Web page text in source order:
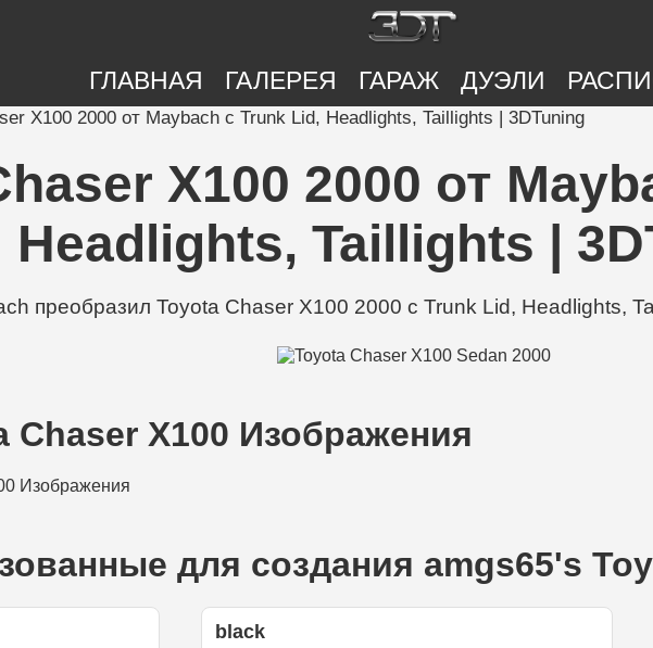
ГЛАВНАЯ ГАЛЕРЕЯ ГАРАЖ ДУЭЛИ
X100 2000 от Maybach с Trunk Lid, Headlights, Taillights | 3DTuning
X100 2000 от
Headlights, Taillights |
преобразил Toyota Chaser X100 2000 с Trunk Lid, Headlights,
Chaser X100 Изображения
для создания amgs65's
black